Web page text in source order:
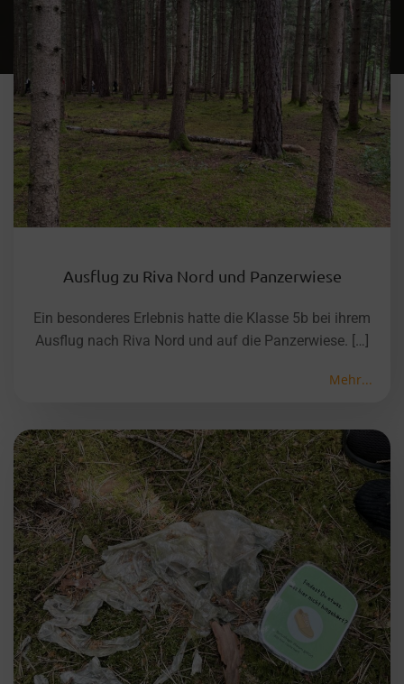
Ausflug zu Riva Nord und Panzerwiese
Ein besonderes Erlebnis hatte die Klasse 5b bei ihrem
Ausflug nach Riva Nord und auf die Panzerwiese. […]
Mehr...